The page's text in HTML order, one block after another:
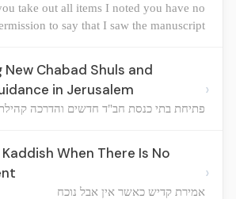
take out all items I noted you have no
to say that I saw the manuscript
New Chabad Shuls and
in Jerusalem
פתיחת בתי כנסת חב"ד חדשים והדרכה
›
When There Is No
אמירת קדיש כאשר אין אבל נוכח
›